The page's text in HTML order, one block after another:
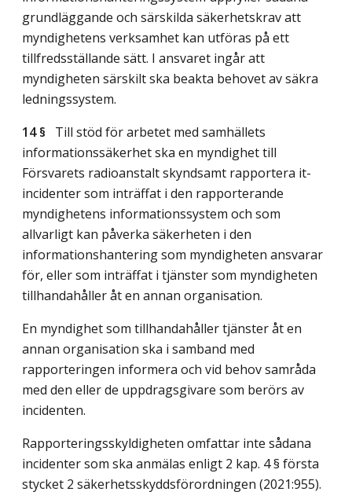
grundläggande och särskilda säkerhetskrav att
myndighetens verksamhet kan utföras på ett
tillfredsställande sätt. I ansvaret ingår att
myndigheten särskilt ska beakta behovet av säkra
ledningssystem.
14 § Till stöd för arbetet med samhällets
informationssäkerhet ska en myndighet till
Försvarets radioanstalt skyndsamt rapportera it-
incidenter som inträffat i den rapporterande
myndighetens informationssystem och som
allvarligt kan påverka säkerheten i den
informationshantering som myndigheten ansvarar
för, eller som inträffat i tjänster som myndigheten
tillhandahåller åt en annan organisation.
En myndighet som tillhandahåller tjänster åt en
annan organisation ska i samband med
rapporteringen informera och vid behov samråda
med den eller de uppdragsgivare som berörs av
incidenten.
Rapporteringsskyldigheten omfattar inte sådana
incidenter som ska anmälas enligt 2 kap. 4 § första
stycket 2 säkerhetsskyddsförordningen (2021:955).